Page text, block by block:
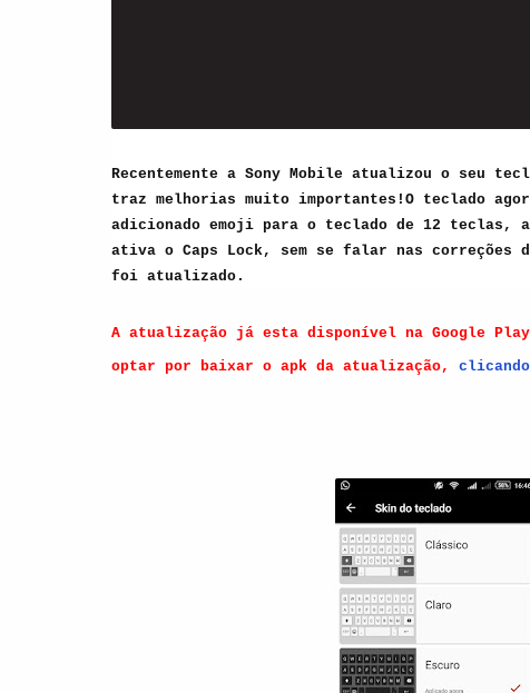
Recentemente a Sony Mobile atualizou o seu
traz melhorias muito importantes! O teclado
adicionado emoji para o teclado de 12 teclas,
ativa o Caps Lock, sem se falar nas correções
foi atualizado.
A atualização já esta disponível na Google
optar por baixar o apk da atualização,